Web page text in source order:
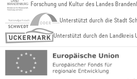
Forschung und Kultur des Landes
Unterstützt durch die Stadt
Unterstützt durch den Landkreis